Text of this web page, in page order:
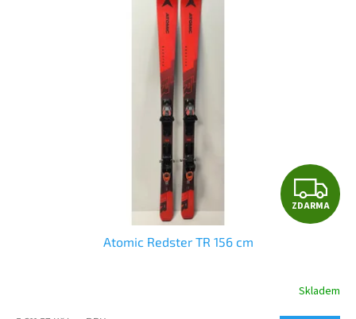
Z
D
R
ZDARMA
Atomic Redster TR 156 cm
Skladem